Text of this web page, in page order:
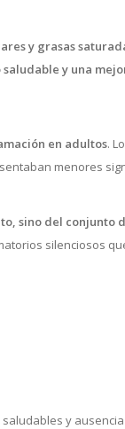
y grasas
y una
en adultos.
menores
sino del conjunto
silenciosos
y